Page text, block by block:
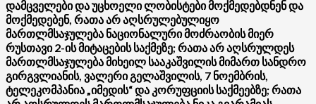
დამცველები და უცხოელი ლობისტები მოქმედებდნენ და
მოქმედებენ, რათა არ აღსრულებულიყო
მართლმსაჯულება ნაციონალური მოძრაობის მიერ
რუსთავი 2-ის მიტაცების საქმეზე; რათა არ აღსრულდეს
მართლმსაჯულება მიხეილ სააკაშვილის მიმართ სანდრო
გირგვლიანის, ვალერი გელაშვილის, 7 ნოემბრის,
ტელეკომპანია „იმედის“ და კორუფციის საქმეებზე; რათა